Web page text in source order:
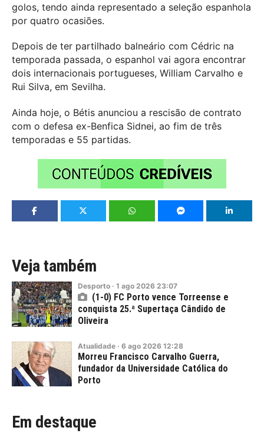
golos, tendo ainda representado a seleção espanhola
por quatro ocasiões.
Depois de ter partilhado balneário com Cédric na
temporada passada, o espanhol vai agora encontrar
dois internacionais portugueses, William Carvalho e
Rui Silva, em Sevilha.
Ainda hoje, o Bétis anunciou a rescisão de contrato
com o defesa ex-Benfica Sidnei, ao fim de três
temporadas e 55 partidas.
Veja também
Desporto · 1 ago 2026 23:07
(1-0) FC Porto vence Torreense e
conquista 25.ª Supertaça Cândido de
Oliveira
Atualidade · 6 ago 2026 12:28
Morreu Francisco Carvalho Guerra,
fundador da Universidade Católica do
Porto
Em destaque